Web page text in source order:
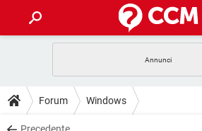
INTRATTENIMENTO
iOS
GUIDE
COVID-19
DOWNLOAD
Forum Windows